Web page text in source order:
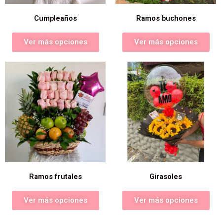
Cumpleaños
Ver más opciones
Ramos buchones
Ver más opciones
Ramos frutales
Ver más opciones
Girasoles
Ver más opciones